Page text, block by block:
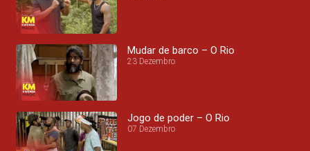
Mudar de barco – O Rio
23 Dezembro
Jogo de poder – O Rio
07 Dezembro